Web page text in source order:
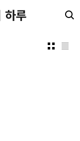
하루